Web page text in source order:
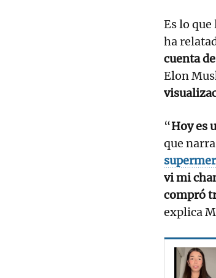
Es lo que
ha
cuenta
Elon
“Hoy es
que
vi mi
compró
explica